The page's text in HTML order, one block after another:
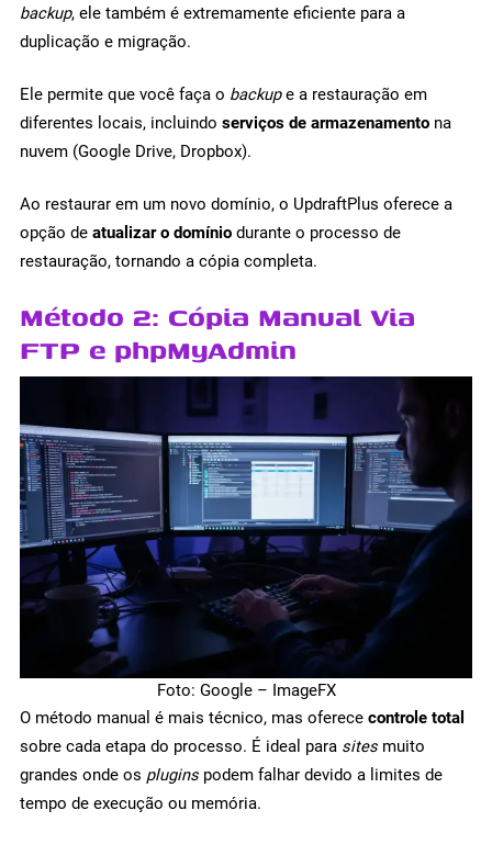
backup, ele também é extremamente eficiente para a
duplicação e migração.
Ele permite que você faça o backupe a restauração em
diferentes locais, incluindo serviços de armazenamento na
nuvem (Google Drive, Dropbox).
Ao restaurar em um novo domínio, o UpdraftPlus oferece a
opção de atualizar o domínio durante o processo de
restauração, tornando a cópia completa.
Método 2: Cópia Manual Via
FTP e phpMyAdmin
Foto: Google – ImageFX
O método manual é mais técnico, mas oferece controle total
sobre cada etapa do processo. É ideal para sites muito
grandes onde os plugins podem falhar devido a limites de
tempo de execução ou memória.